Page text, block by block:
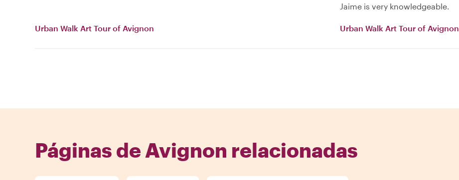
Urban Walk Art Tour of Avignon
Jaime is very knowledgeable.
Urban Walk Art Tour of Avignon
Páginas de Avignon relacionadas